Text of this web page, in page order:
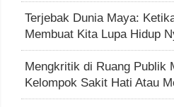
Terjebak Dunia Maya:
Membuat Kita Lupa Hidup
Mengkritik di Ruang Publik
Kelompok Sakit Hati Atau